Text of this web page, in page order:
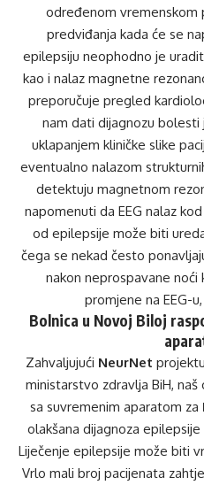
određenom vremenskom
predviđanja kada će se
epilepsiju neophodno je
kao i nalaz magnetne
preporučuje pregled
nam dati dijagnozu
uklapanjem kliničke slike
eventualno nalazom
detektuju magnetnom
napomenuti da EEG nalaz
od epilepsije može biti
čega se nekad često
nakon neprospavane noći
promjene na EEG-
Bolnica u Novoj Biloj
Zahvaljujući NeurNet
ministarstvo zdravlja BiH,
sa suvremenim aparatom za
olakšana dijagnoza
Liječenje epilepsije može biti
Vrlo mali broj pacijenata